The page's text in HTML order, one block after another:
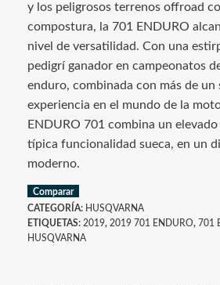
y los peligrosos terrenos offroad
compostura, la 701 ENDURO
nivel de versatilidad. Con una
pedigrí ganador en campeonatos
enduro, combinada con más de un
experiencia en el mundo de la
ENDURO 701 combina un
típica funcionalidad sueca, en un
moderno.
Comparar
CATEGORÍA: HUSQVARNA
ETIQUETAS: 2019, 2019 701 ENDURO, 701
HUSQVARNA